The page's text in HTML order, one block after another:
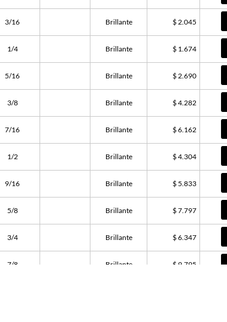
3/16 Brillante $ 2.045
1/4 Brillante $ 1.674
5/16 Brillante $ 2.690
3/8 Brillante $ 4.282
7/16 Brillante $ 6.162
1/2 Brillante $ 4.304
9/16 Brillante $ 5.833
5/8 Brillante $ 7.797
3/4 Brillante $ 6.347
7/8 Brillante $ 9.795